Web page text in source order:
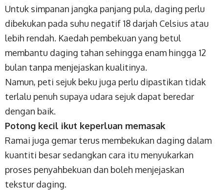
Untuk simpanan jangka panjang pula, daging perlu
dibekukan pada suhu negatif 18 darjah Celsius atau
lebih rendah. Kaedah pembekuan yang betul
membantu daging tahan sehingga enam hingga 12
bulan tanpa menjejaskan kualitinya.
Namun, peti sejuk beku juga perlu dipastikan tidak
terlalu penuh supaya udara sejuk dapat beredar
dengan baik.
Potong kecil ikut keperluan memasak
Ramai juga gemar terus membekukan daging dalam
kuantiti besar sedangkan cara itu menyukarkan
proses penyahbekuan dan boleh menjejaskan
tekstur daging.